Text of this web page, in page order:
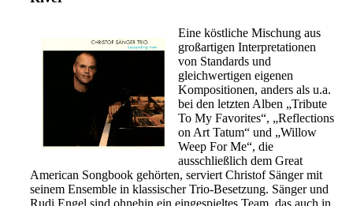
Eine köstliche Mischung aus
großartigen Interpretationen
von Standards und
gleichwertigen eigenen
Kompositionen, anders als u.a.
bei den letzten Alben „Tribute
To My Favorites“, „Reflections
on Art Tatum“ und „Willow
Weep For Me“, die
ausschließlich dem Great
American Songbook gehörten, serviert Christof Sänger mit
seinem Ensemble in klassischer Trio-Besetzung. Sänger und
Rudi Engel sind ohnehin ein eingespieltes Team, das auch in